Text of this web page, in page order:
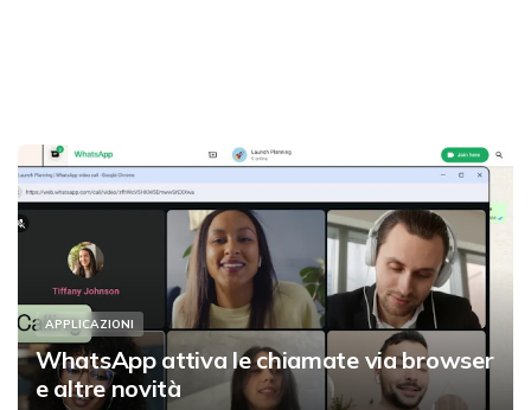
APPLICAZIONI
WhatsApp attiva le chiamate via browser
e altre novità